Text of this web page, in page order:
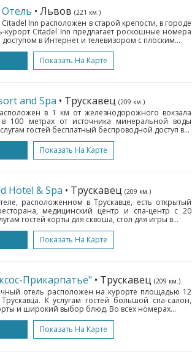
• Львов (221 км.)
Inn расположен в старой крепости, в городе
курорт Citadel Inn предлагает роскошные номера
в Интернет и телевизором с плоским...
Показать На Карте
and Spa • Трускавец (209 км.)
в 1 км от железнодорожного вокзала
в 100 метрах от источника минеральной воды
гостей бесплатный беспроводной доступ в...
Показать На Карте
Hotel & Spa • Трускавец (209 км.)
расположенном в Трускавце, есть открытый
медицинский центр и спа-центр с 20
гостей корты для сквоша, стол для игры в...
Показать На Карте
Прикарпатье" • Трускавец (209 км.)
отель расположен на курорте площадью 12
К услугам гостей большой спа-салон,
и широкий выбор блюд. Во всех номерах...
Показать На Карте